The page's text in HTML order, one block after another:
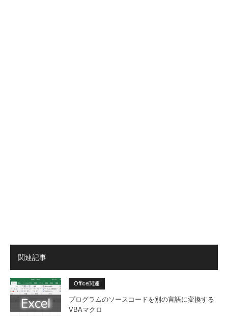
関連記事
Office関連
プログラムのソースコードを別の言語に変換する
VBAマクロ